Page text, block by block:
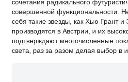
сочетания радикального
совершенной функциональности.
себя такие звезды, как Хью Грант и
производятся в Австрии, и их
подтверждают многочисленные
света, раз за разом делая выбор в